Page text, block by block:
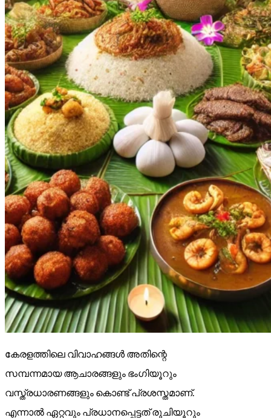
കേരളത്തിലെ വിവാഹങ്ങൾ അതിന്റെ
സമ്പന്നമായ ആചാരങ്ങളും ഭംഗിയൂറും
വസ്ത്രധാരണങ്ങളും കൊണ്ട് പ്രശസ്തമാണ്.
എന്നാൽ ഏറ്റവും പ്രധാനപ്പെട്ടത് രുചിയൂറും